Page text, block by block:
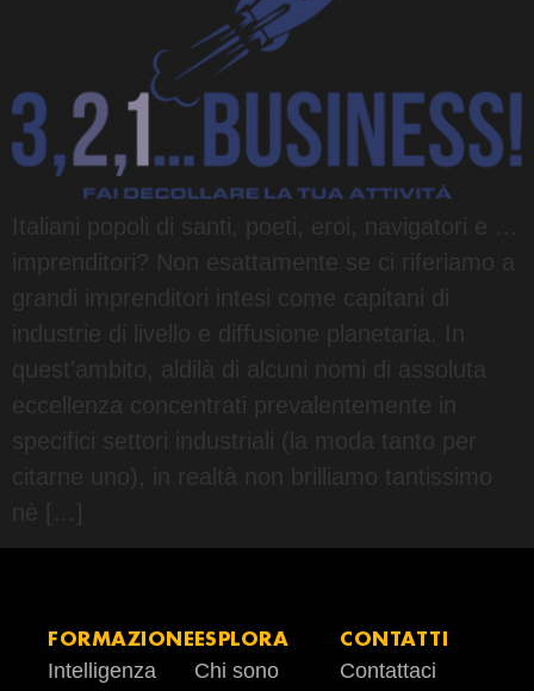
Italiani popoli di santi, poeti, eroi, navigatori e …
imprenditori? Non esattamente se ci riferiamo a
grandi imprenditori intesi come capitani di
industrie di livello e diffusione planetaria. In
quest’ambito, aldilà di alcuni nomi di assoluta
eccellenza concentrati prevalentemente in
specifici settori industriali (la moda tanto per
citarne uno), in realtà non brilliamo tantissimo
FORMAZIONE
Intelligenza
ESPLORA
Chi sono
CONTATTI
Contattaci